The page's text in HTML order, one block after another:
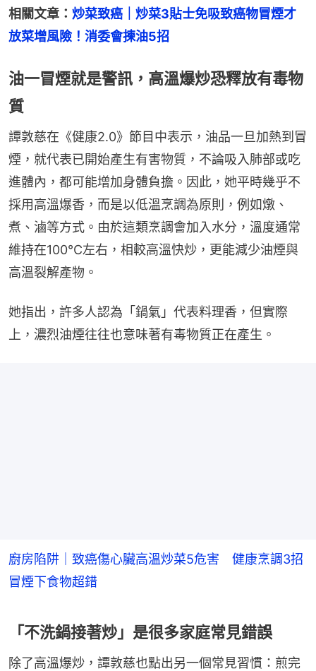
相關文章： 炒菜致癌｜炒菜3貼士免吸致癌物冒煙才
放菜增風險！消委會揀油5招
油一冒煙就是警訊，高溫爆炒恐釋放有毒物
質
譚敦慈在《健康2.0》節目中表示，油品一旦加熱到冒
煙，就代表已開始產生有害物質，不論吸入肺部或吃
進體內，都可能增加身體負擔。因此，她平時幾乎不
採用高溫爆香，而是以低溫烹調為原則，例如燉、
煮、滷等方式。由於這類烹調會加入水分，溫度通常
維持在100°C左右，相較高溫快炒，更能減少油煙與
高溫裂解產物。
她指出，許多人認為「鍋氣」代表料理香，但實際
上，濃烈油煙往往也意味著有毒物質正在產生。
廚房陷阱｜致癌傷心臟高溫炒菜5危害 健康烹調3招
冒煙下食物超錯
「不洗鍋接著炒」是很多家庭常見錯誤
除了高溫爆炒，譚敦慈也點出另一個常見習慣：煎完